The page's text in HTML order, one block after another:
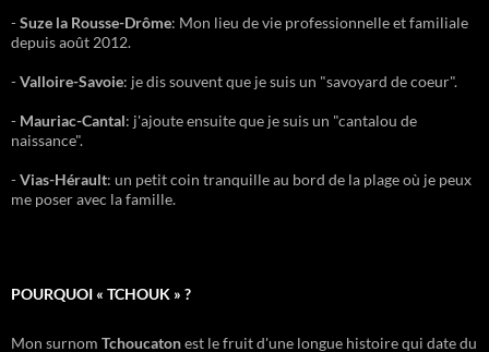
-Suze la Rousse-Drôme: Mon lieu de vie professionnelle et familiale
depuis août 2012.
-Valloire-Savoie: je dis souvent que je suis un "savoyard de coeur".
- Mauriac-Cantal: j'ajoute ensuite que je suis un "cantalou de
naissance".
-Vias-Hérault: un petit coin tranquille au bord de la plage où je peux
me poser avec la famille.
POURQUOI « TCHOUK » ?
Mon surnom Tchoucatonest le fruit d'une longue histoire qui date du